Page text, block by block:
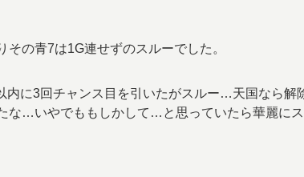
その青7は1G連せずのスルーでした。
内に3回チャンス目を引いたがスルー…天国なら
な…いやでももしかして…と思っていたら華麗にス